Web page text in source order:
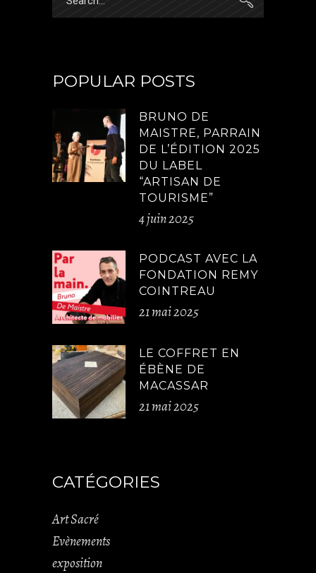
for:
POPULAR POSTS
BRUNO DE
MAISTRE, PARRAIN
DE L’ÉDITION 2025
DU LABEL
“ARTISAN DE
TOURISME”
4 juin 2025
PODCAST AVEC LA
FONDATION REMY
COINTREAU
21 mai 2025
LE COFFRET EN
ÉBÈNE DE
MACASSAR
21 mai 2025
CATÉGORIES
Art Sacré
Evènements
exposition